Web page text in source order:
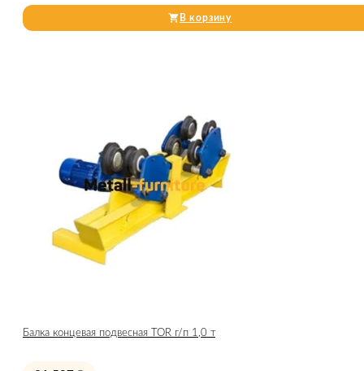
В корзину
Балка концевая подвесная TOR г/п 1,0 т